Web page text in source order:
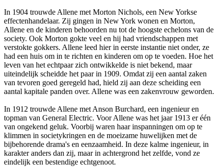
In 1904 trouwde Allene met Morton Nichols, een New Yorkse
effectenhandelaar. Zij gingen in New York wonen en Morton,
Allene en de kinderen behoorden nu tot de hoogste echelons van de
society. Ook Morton gokte veel en hij had vriendschappen met
verstokte gokkers. Allene leed hier in eerste instantie niet onder, ze
had een huis om in te richten en kinderen om op te voeden. Hoe het
leven van het echtpaar zich ontwikkelde is niet bekend, maar
uiteindelijk scheidde het paar in 1909. Omdat zij een aantal zaken
van tevoren goed geregeld had, hield zij aan deze scheiding een
aantal kapitale panden over. Allene was een zakenvrouw geworden.
In 1912 trouwde Allene met Anson Burchard, een ingenieur en
topman van General Electric. Voor Allene was het jaar 1913 er één
van ongekend geluk. Voorbij waren haar inspanningen om op te
klimmen in societykringen en de moeizame huwelijken met de
bijbehorende drama's en eenzaamheid. In deze kalme ingenieur, in
karakter anders dan zij, maar in achtergrond het zelfde, vond ze
eindelijk een bestendige echtgenoot.